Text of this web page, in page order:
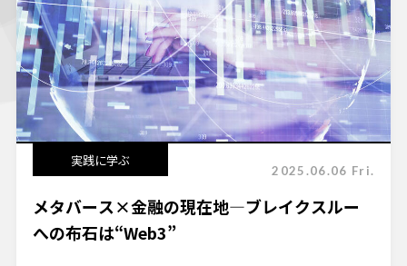
実践に学ぶ
2025.06.06 Fri.
メタバース×金融の現在地―ブレイクスルー
への布石は“Web3”